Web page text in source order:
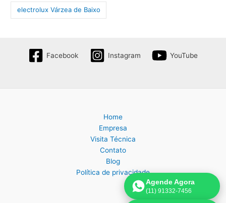
electrolux Várzea de Baixo
Facebook Instagram YouTube
Home
Empresa
Visita Técnica
Contato
Blog
Política de privacidade
Agende Agora
(11) 91332-7456